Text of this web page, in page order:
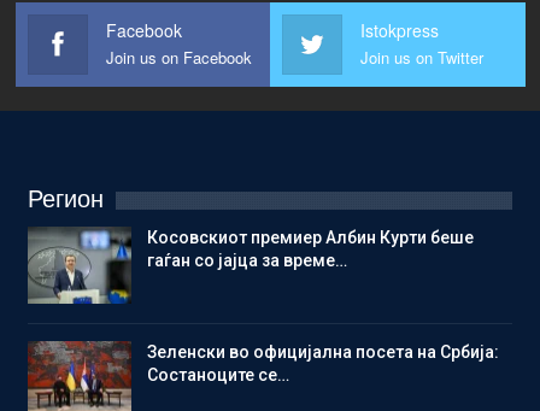
Facebook
Join us on Facebook
Istokpress
Join us on Twitter
Регион
Косовскиот премиер Албин Курти беше
гаѓан со јајца за време…
Зеленски во официјална посета на Србија:
Состаноците се…